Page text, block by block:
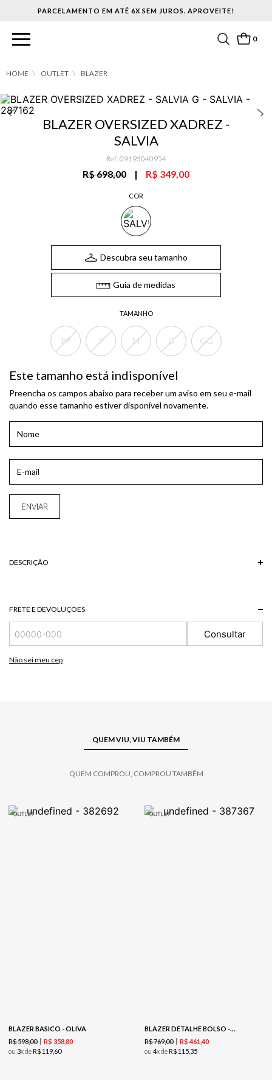
PARCELAMENTO EM ATÉ 6X SEM JUROS. APROVEITE!
0
OUTLET BLAZER
BLAZER OVERSIZED XADREZ -
SALVIA
Ref: 09193040954
R$ 698,00 | R$ 349,00
COR
TAMANHO
PP P M G GG
Descubra seu tamanho
Guia de medidas
DESCRIÇÃO
64 % POLIESTER + 34 % VISCOSE + 2 % ELASTANO
FRETE E DEVOLUÇÕES
Consultar
Não sei meu cep
QUEM VIU, VIU TAMBÉM
QUEM COMPROU, COMPROU TAMBÉM
BLAZER BASICO - OLIVA
R$598,00 R$ 35880
ou 3x deR$ 119 60
BLAZER DETALHE BOLSO - TRIGO
R$769,00 R$ 461 40
ou 4x deR$ 11535